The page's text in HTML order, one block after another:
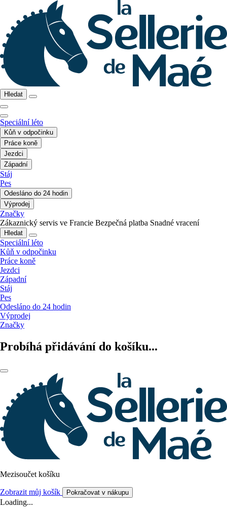
Hledat
Speciální léto
Kůň v odpočinku
Práce koně
Jezdci
Západní
Stáj
Pes
Odesláno do 24 hodin
Výprodej
Značky
Zákaznický servis ve Francie Bezpečná platba Snadné vracení
Hledat
Speciální léto
Kůň v odpočinku
Práce koně
Jezdci
Západní
Stáj
Pes
Odesláno do 24 hodin
Výprodej
Značky
Probíhá přidávání do košíku...
Mezisoučet košíku
Zobrazit můj košík Pokračovat v nákupu
Loading...